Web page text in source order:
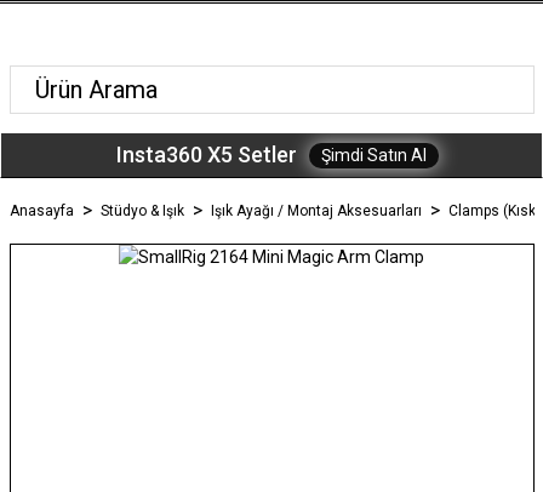
Insta360 X5 Setler Şimdi Satın Al
Anasayfa Stüdyo & Işık Işık Ayağı / Montaj Aksesuarları Clamps